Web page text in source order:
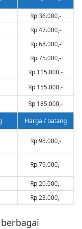
Rp 36.000,-
Rp 47.000,-
Rp 68.000,-
Rp 75.000,-
Rp 115.000,-
Rp 155.000,-
Rp 185.000,-
Harga / batang
Rp 95.000,-
Rp 79.000,-
Rp 20.000,-
Rp 23.000,-